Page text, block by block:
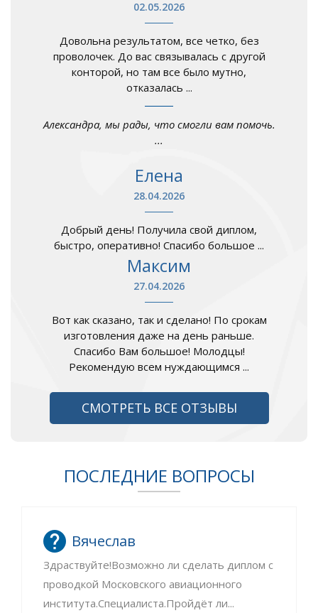
02.05.2026
Довольна результатом, все четко, без
проволочек. До вас связывалась с другой
конторой, но там все было мутно,
отказалась ...
Александра, мы рады, что смогли вам помочь.
...
Елена
28.04.2026
Добрый день! Получила свой диплом,
быстро, оперативно! Спасибо большое ...
Максим
27.04.2026
Вот как сказано, так и сделано! По срокам
изготовления даже на день раньше.
Спасибо Вам большое! Молодцы!
Рекомендую всем нуждающимся ...
СМОТРЕТЬ ВСЕ ОТЗЫВЫ
ПОСЛЕДНИЕ ВОПРОСЫ
Вячеслав
Здраствуйте!Возможно ли сделать диплом с
проводкой Московского авиационного
института.Специалиста.Пройдёт ли...